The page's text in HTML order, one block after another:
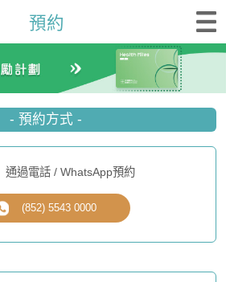
預約
- 預約方式 -
通過電話 / WhatsApp預約
(852) 5543 0000